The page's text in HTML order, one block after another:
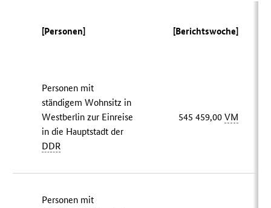
[Personen] [Berichtswoche]
Personen mit
ständigem Wohnsitz in
Westberlin zur Einreise
in die Hauptstadt der
DDR
545 459,00VM
Personen mit